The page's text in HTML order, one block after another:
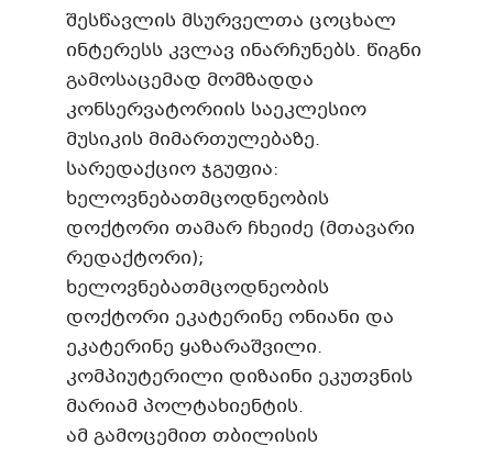
შესწავლის მსურველთა ცოცხალ
ინტერესს კვლავ ინარჩუნებს. წიგნი
გამოსაცემად მომზადდა
კონსერვატორიის საეკლესიო
მუსიკის მიმართულებაზე.
სარედაქციო ჯგუფია:
ხელოვნებათმცოდნეობის
დოქტორი თამარ ჩხეიძე (მთავარი
რედაქტორი);
ხელოვნებათმცოდნეობის
დოქტორი ეკატერინე ონიანი და
ეკატერინე ყაზარაშვილი.
კომპიუტერილი დიზაინი ეკუთვნის
მარიამ პოლტახიენტის.
ამ გამოცემით თბილისის